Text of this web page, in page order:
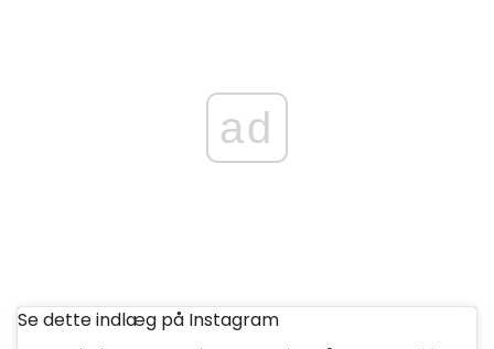
ad
Se dette indlæg på Instagram